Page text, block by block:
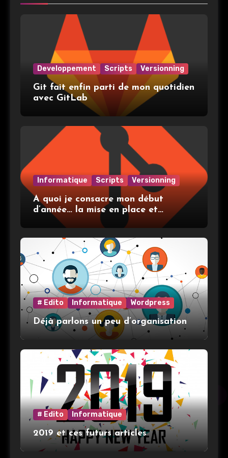
Developpement Scripts Versionning
Git fait enfin parti de mon quotidien
avec GitLab
Informatique Scripts Versionning
A quoi je consacre mon début
d’année… la mise en place et
l’utilisation de git
# Edito Informatique Wordpress
Déjà parlons un peu d’organisation
# Edito Informatique
2019 et ces futurs articles